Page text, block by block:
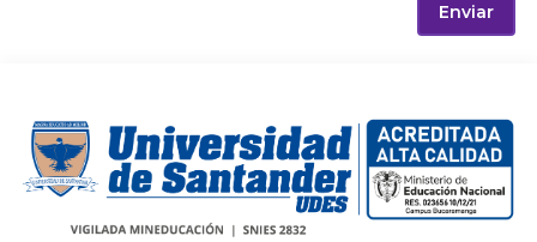
Enviar